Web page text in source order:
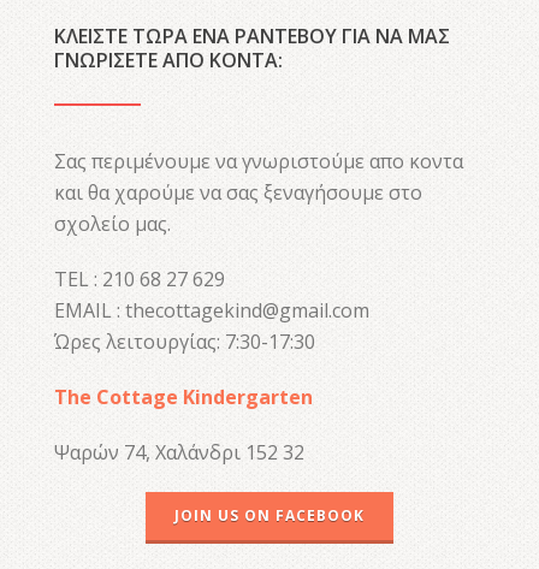
ΚΛΕΊΣΤΕ ΤΏΡΑ ΈΝΑ ΡΑΝΤΕΒΟΎ ΓΙΑ ΝΑ ΜΑΣ
ΓΝΩΡΊΣΕΤΕ ΑΠΌ ΚΟΝΤΆ:
Σας περιμένουμε να γνωριστούμε απο κοντα
και θα χαρούμε να σας ξεναγήσουμε στο
σχολείο μας.
TEL : 210 68 27 629
EMAIL : thecottagekind@gmail.com
Ώρες λειτουργίας: 7:30-17:30
The Cottage Kindergarten
Ψαρών 74, Χαλάνδρι 152 32
JOIN US ON FACEBOOK